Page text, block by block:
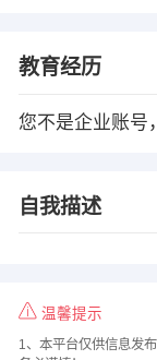
教育经历
您不是企业账号
自我描述
温馨提示
1、本平台仅供信息发